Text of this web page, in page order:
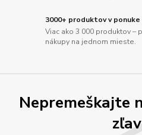
3000+ produktov v ponuke
Viac ako 3 000 produktov –
nákupy na jednom mieste.
Nepremeškajte